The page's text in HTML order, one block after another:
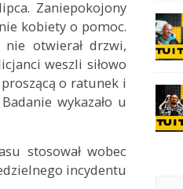
Zaniepokojony
kobiety o pomoc.
otwierał drzwi,
weszli siłowo
o ratunek i
wykazało u
stosował wobec
incydentu